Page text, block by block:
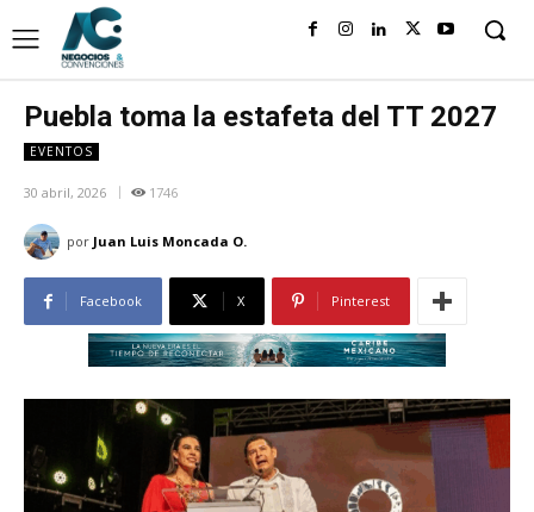
Puebla toma la estafeta del TT 2027
EVENTOS
30 abril, 2026 1746
por Juan Luis Moncada O.
Facebook X Pinterest